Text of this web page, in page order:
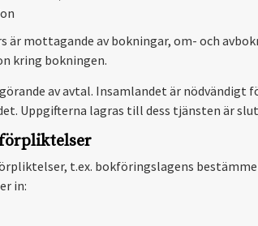
är mottagande av bokningar, om- och
kring bokningen.
av avtal. Insamlandet är nödvändigt
Uppgifterna lagras till dess tjänsten är
t.ex. bokföringslagens
in: